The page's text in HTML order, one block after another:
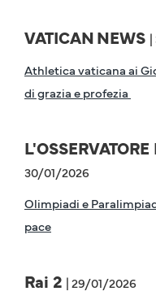
VATICANNEWS
Athletica vaticana ai
di grazia e profezia
30/01/2026
Olimpiadi e
pace
Rai 2 | 29/01/2026